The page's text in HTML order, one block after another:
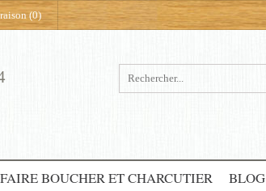
(0)
BOUCHER ET CHARCUTIER BLOG